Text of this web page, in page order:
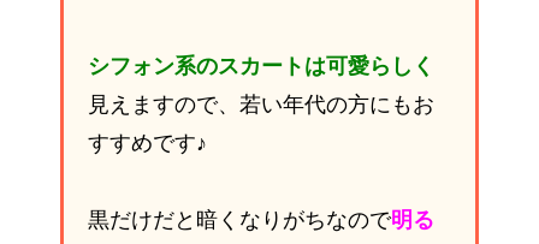
シフォン系のスカートは可愛らしく
見えますので、若い年代の方にもお
すすめです♪
黒だけだと暗くなりがちなので明る